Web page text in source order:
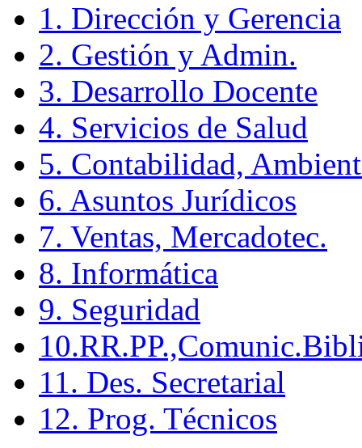
1. Dirección y Gerencia
2. Gestión y Admin.
3. Desarrollo Docente
4. Servicios de Salud
5. Contabilidad,
6. Asuntos Jurídicos
7. Ventas, Mercadotec.
8. Informática
9. Seguridad
11. Des. Secretarial
12. Prog. Técnicos